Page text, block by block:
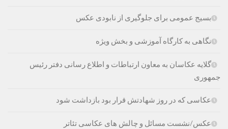
بسیج عمومی برای جلوگیری از نابودی عکس‌
نگاهی به کارگاه آموزشی و بخش ویژه
گلایه عکاسان به معاون ارتباطات و اطلاع رسانی دفتر رئیس
جمهوری
عکاسی که در روز شهادتش قرار بود بازداشت شود
عکس/نشست مسائل و چالش های عکاسی تئاتر